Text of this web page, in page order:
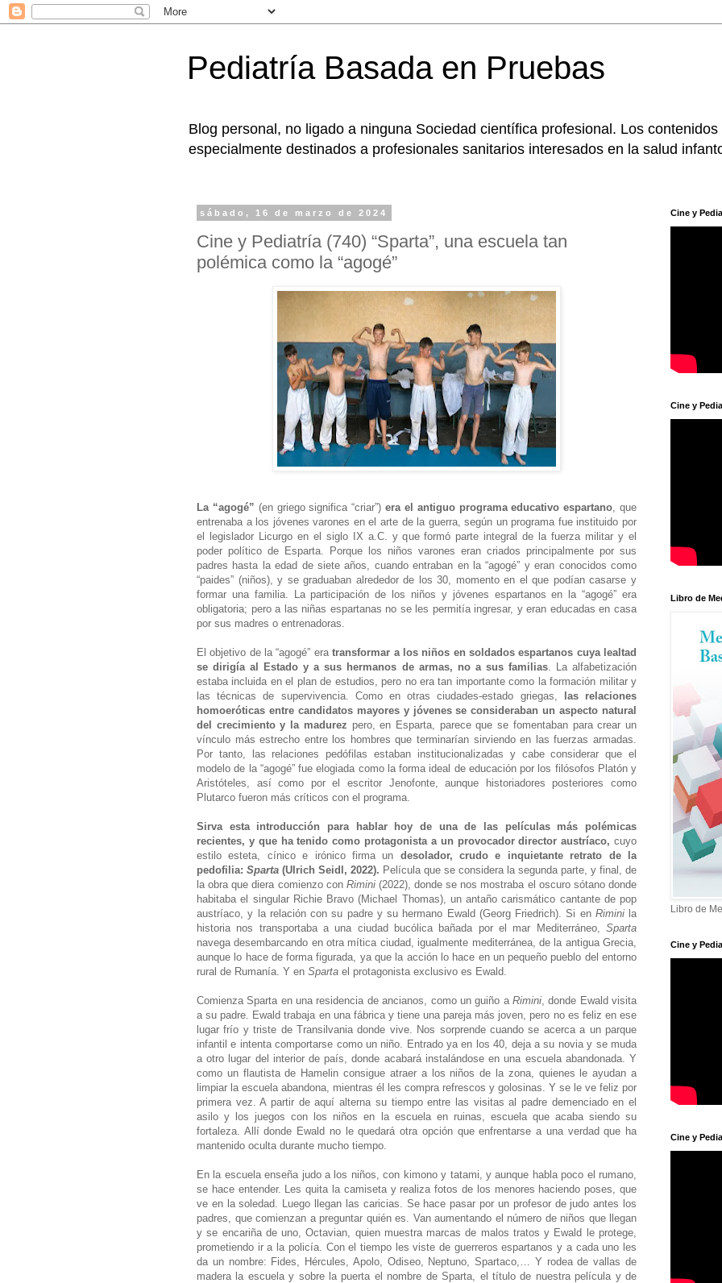
Pediatría Basada en Pruebas
Blog personal, no ligado a ninguna Sociedad científica profesional. Los
especialmente destinados a profesionales sanitarios interesados en la salud
sábado, 16 de marzo de 2024
Cine y Pediatría (740) “Sparta”, una escuela tan
polémica como la “agogé”
La “agogé” (en griego significa “criar”)era el antiguo programa educativo espartano , que
entrenaba a los jóvenes varones en el arte de la guerra, según un programa fue instituido por
el legislador Licurgo en el siglo IX a.C. y que formó parte integral de la fuerza militar y el
poder político de Esparta. Porque los niños varones eran criados principalmente por sus
padres hasta la edad de siete años, cuando entraban en la “agogé” y eran conocidos como
“paides” (niños), y se graduaban alrededor de los 30, momento en el que podían casarse y
formar una familia. La participación de los niños y jóvenes espartanos en la “agogé” era
obligatoria; pero a las niñas espartanas no se les permitía ingresar, y eran educadas en casa
por sus madres o entrenadoras.
El objetivo de la “agogé” eratransformar a los niños en soldados espartanos cuya lealtad
se dirigía al Estado y a sus hermanos de armas, no a sus familias. La alfabetización
estaba incluida en el plan de estudios, pero no era tan importante como la formación militar y
las técnicas de supervivencia. Como en otras ciudades-estado griegas,
las relaciones
homoeróticas entre candidatos mayores y jóvenes se consideraban un aspecto natural
del crecimiento y la madurez pero, en Esparta, parece que se fomentaban para crear un
vínculo más estrecho entre los hombres que terminarían sirviendo en las fuerzas armadas.
Por tanto, las relaciones pedófilas estaban institucionalizadas y cabe considerar que el
modelo de la “agogé” fue elogiada como la forma ideal de educación por los filósofos Platón y
Aristóteles, así como por el escritor Jenofonte, aunque historiadores posteriores como
Plutarco fueron más críticos con el programa.
Sirva esta introducción para hablar hoy de una de las películas más polémicas
recientes, y que ha tenido como protagonista a un provocador director austríaco, cuyo
estilo esteta, cínico e irónico firma un desolador, crudo e inquietante retrato de la
pedofilia: Sparta (Ulrich Seidl, 2022). Película que se considera la segunda parte, y final, de
la obra que diera comienzo con Rimini(2022), donde se nos mostraba el oscuro sótano donde
habitaba el singular Richie Bravo (Michael Thomas), un antaño carismático cantante de pop
austríaco, y la relación con su padre y su hermano Ewald (Georg Friedrich). Si en Riminila
historia nos transportaba a una ciudad bucólica bañada por el mar Mediterráneo, Sparta
navega desembarcando en otra mítica ciudad, igualmente mediterránea, de la antigua Grecia,
aunque lo hace de forma figurada, ya que la acción lo hace en un pequeño pueblo del entorno
rural de Rumanía. Y en Sparta el protagonista exclusivo es Ewald.
Comienza Sparta en una residencia de ancianos, como un guiño a Rimini, donde Ewald visita
a su padre. Ewald trabaja en una fábrica y tiene una pareja más joven, pero no es feliz en ese
lugar frío y triste de Transilvania donde vive. Nos sorprende cuando se acerca a un parque
infantil e intenta comportarse como un niño. Entrado ya en los 40, deja a su novia y se muda
a otro lugar del interior de país, donde acabará instalándose en una escuela abandonada. Y
como un flautista de Hamelin consigue atraer a los niños de la zona, quienes le ayudan a
limpiar la escuela abandona, mientras él les compra refrescos y golosinas. Y se le ve feliz por
primera vez. A partir de aquí alterna su tiempo entre las visitas al padre demenciado en el
asilo y los juegos con los niños en la escuela en ruinas, escuela que acaba siendo su
fortaleza. Allí donde Ewald no le quedará otra opción que enfrentarse a una verdad que ha
mantenido oculta durante mucho tiempo.
En la escuela enseña judo a los niños, con kimono y tatami, y aunque habla poco el rumano,
se hace entender. Les quita la camiseta y realiza fotos de los menores haciendo poses, que
ve en la soledad. Luego llegan las caricias. Se hace pasar por un profesor de judo antes los
padres, que comienzan a preguntar quién es. Van aumentando el número de niños que llegan
y se encariña de uno, Octavian, quien muestra marcas de malos tratos y Ewald le protege,
prometiendo ir a la policía. Con el tiempo les viste de guerreros espartanos y a cada uno les
da un nombre: Fides, Hércules, Apolo, Odiseo, Neptuno, Spartaco,… Y rodea de vallas de
madera la escuela y sobre la puerta el nombre de Sparta, el título de nuestra película y de
Cine y
Cine y
Libro de
Libro de
Cine y
Cine y